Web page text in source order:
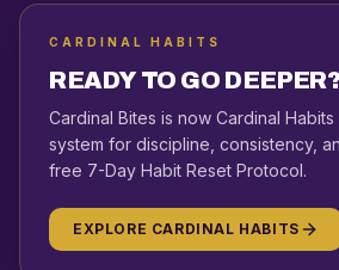
CARDINAL HABITS
READY TO GO DEEPER?
Cardinal Bites is now Cardinal
system for discipline, consistency,
free 7-Day Habit Reset Protocol.
EXPLORE CARDINAL HABITS